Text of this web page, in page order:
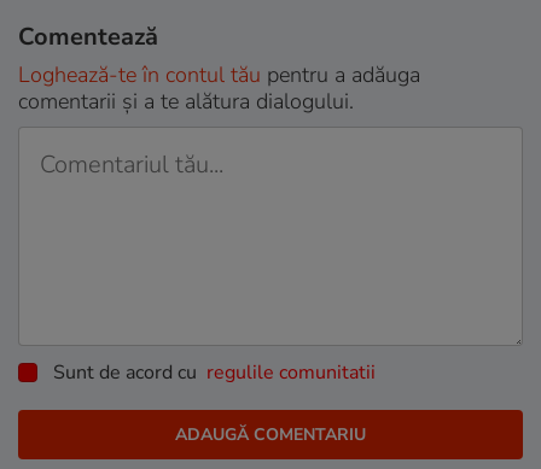
Comentează
Loghează-te în contul tău pentru a adăuga
comentarii și a te alătura dialogului.
Sunt de acord cu regulile comunitatii